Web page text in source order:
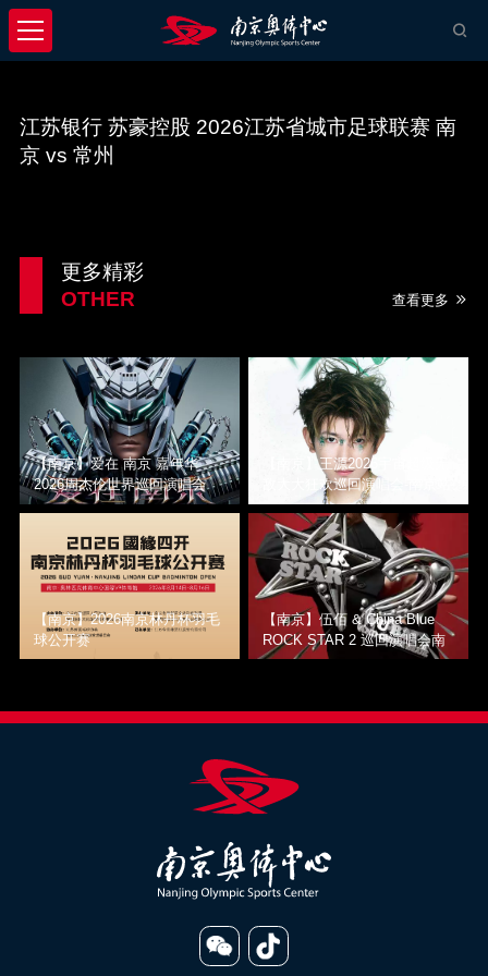
江苏银行 苏豪控股 2026江苏省城市足球联赛 南
京 vs 常州
更多精彩
OTHER
查看更多
【南京】爱在 南京 嘉年华
2026周杰伦世界巡回演唱会
【南京】王源2026宇宙超级无
敌大大狂欢巡回演唱会-南京站
【南京】2026南京林丹杯羽毛
球公开赛
【南京】伍佰 & China Blue
ROCK STAR 2 巡回演唱会南
京站